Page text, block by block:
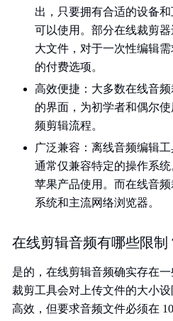
出，只要拥有合适的设备
可以使用。部分在线裁剪
大文件，对于一次性编辑
的付费选项。
高效便捷：大多数在线音
的界面，为初学者和偶尔
频剪辑流程。
广泛兼容：离线音频编辑
通常仅兼容特定的操作系
苹果产品使用。而在线音
系统和主流网络浏览器。
在线剪辑音频有哪些限制
是的，在线剪辑音频确实存在
裁剪工具会对上传文件的大小
高效，但要求音频文件必须在